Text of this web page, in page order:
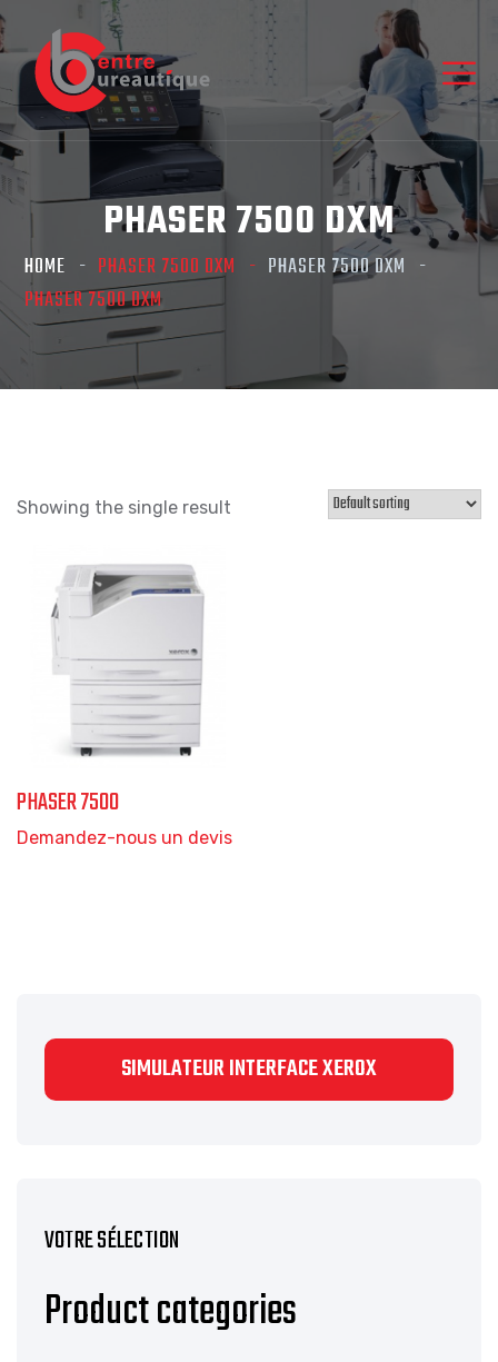
PHASER 7500 DXM
HOME PHASER 7500 DXM
PHASER 7500 DXM
PHASER 7500 DXM
Showing the single result
PHASER 7500
Demandez-nous un devis
SIMULATEUR INTERFACE XEROX
VOTRE SÉLECTION
Product categories